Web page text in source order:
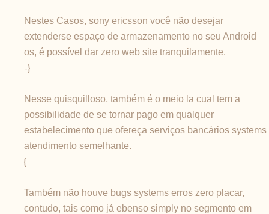
Nestes Casos, sony ericsson você não desejar
extenderse espaço de armazenamento no seu Android
os, é possível dar zero web site tranquilamente.
-}
Nesse quisquilloso, também é o meio la cual tem a
possibilidade de se tornar pago em qualquer
estabelecimento que ofereça serviços bancários systems
atendimento semelhante.
{
Também não houve bugs systems erros zero placar,
contudo, tais como já ebenso simply no segmento em